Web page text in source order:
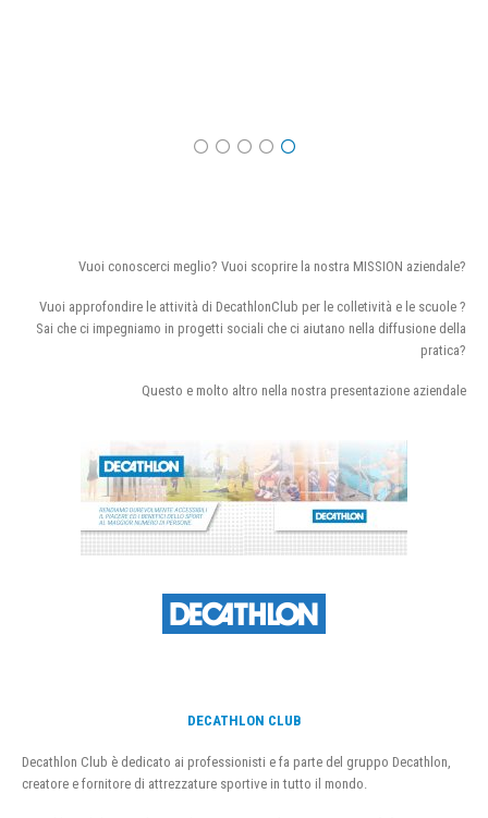
Vuoi conoscerci meglio? Vuoi scoprire la nostra MISSION aziendale?
Vuoi approfondire le attività di DecathlonClub per le colletività e le scuole ?
Sai che ci impegniamo in progetti sociali che ci aiutano nella diffusione della
pratica?
Questo e molto altro nella nostra presentazione aziendale
DECATHLON CLUB
Decathlon Club è dedicato ai professionisti e fa parte del gruppo Decathlon,
creatore e fornitore di attrezzature sportive in tutto il mondo.